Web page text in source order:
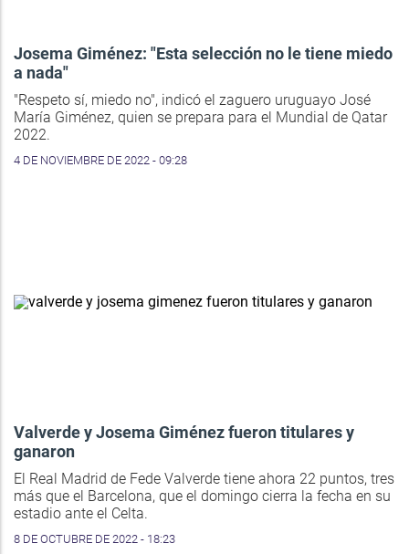
Josema Giménez: "Esta selección no le tiene miedo
a nada"
"Respeto sí, miedo no", indicó el zaguero uruguayo José
María Giménez, quien se prepara para el Mundial de Qatar
2022.
4 DE NOVIEMBRE DE 2022 - 09:28
Valverde y Josema Giménez fueron titulares y
ganaron
El Real Madrid de Fede Valverde tiene ahora 22 puntos, tres
más que el Barcelona, que el domingo cierra la fecha en su
estadio ante el Celta.
8 DE OCTUBRE DE 2022 - 18:23